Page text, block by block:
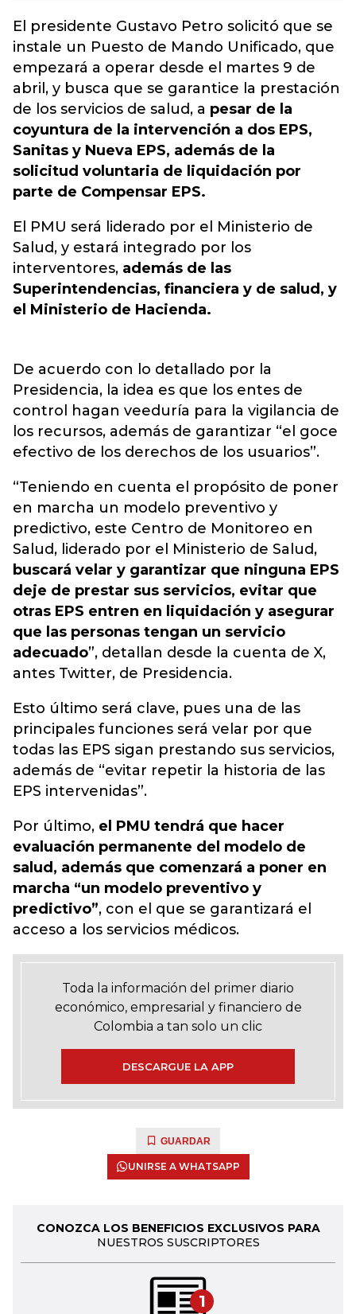
El presidente Gustavo Petro solicitó que se
instale un Puesto de Mando Unificado, que
empezará a operar desde el martes 9 de
abril, y busca que se garantice la prestación
de los servicios de salud, a pesar de la
coyuntura de la intervención a dos EPS,
Sanitas y Nueva EPS, además de la
solicitud voluntaria de liquidación por
parte de Compensar EPS.
El PMU será liderado por el Ministerio de
Salud, y estará integrado por los
interventores, además de las
Superintendencias, financiera y de salud, y
el Ministerio de Hacienda.
De acuerdo con lo detallado por la
Presidencia, la idea es que los entes de
control hagan veeduría para la vigilancia de
los recursos, además de garantizar “el goce
efectivo de los derechos de los usuarios”.
“Teniendo en cuenta el propósito de poner
en marcha un modelo preventivo y
predictivo, este Centro de Monitoreo en
Salud, liderado por el Ministerio de Salud,
buscará velar y garantizar que ninguna EPS
deje de prestar sus servicios, evitar que
otras EPS entren en liquidación y asegurar
que las personas tengan un servicio
adecuado”, detallan desde la cuenta de X,
antes Twitter, de Presidencia.
Esto último será clave, pues una de las
principales funciones será velar por que
todas las EPS sigan prestando sus servicios,
además de “evitar repetir la historia de las
EPS intervenidas”.
Por último, el PMU tendrá que hacer
evaluación permanente del modelo de
salud, además que comenzará a poner en
marcha “un modelo preventivo y
predictivo”, con el que se garantizará el
acceso a los servicios médicos.
Toda la información del primer diario
económico, empresarial y financiero de
Colombia a tan solo un clic
DESCARGUE LA APP
GUARDAR
UNIRSE A WHATSAPP
CONOZCA LOS BENEFICIOS EXCLUSIVOS PARA
NUESTROS SUSCRIPTORES
1